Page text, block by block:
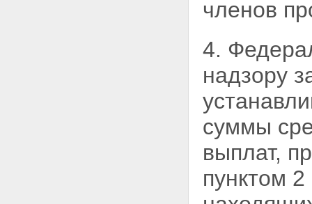
членов
4.
надзору
суммы
выплат,
пунктом